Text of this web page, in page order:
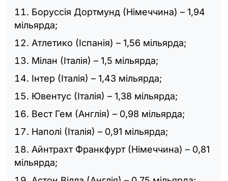
Боруссія Дортмунд (Німеччина) – 1,94
мільярда;
Атлетико (Іспанія) – 1,56 мільярда;
Мілан (Італія) – 1,5 мільярда;
Інтер (Італія) – 1,43 мільярда;
Ювентус (Італія) – 1,38 мільярда;
Вест Гем (Англія) – 0,98 мільярда;
Наполі (Італія) – 0,91 мільярда;
Айнтрахт Франкфурт (Німеччина) – 0,81
мільярда;